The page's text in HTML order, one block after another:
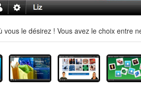
vous le désirez ! Vous avez le choix entre